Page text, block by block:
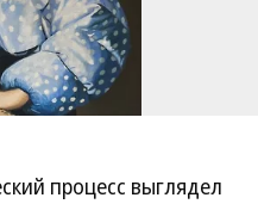
процесс выглядел